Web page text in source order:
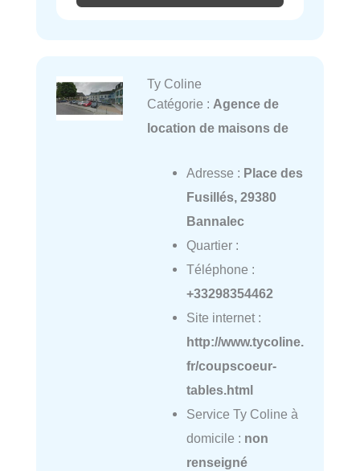
Ty Coline
Catégorie : Agence de
location de maisons de
Adresse : Place des
Fusillés, 29380
Bannalec
Quartier :
Téléphone :
+33298354462
Site internet :
http://www.tycoline.
fr/coupscoeur-
tables.html
Service Ty Coline à
domicile : non
renseigné